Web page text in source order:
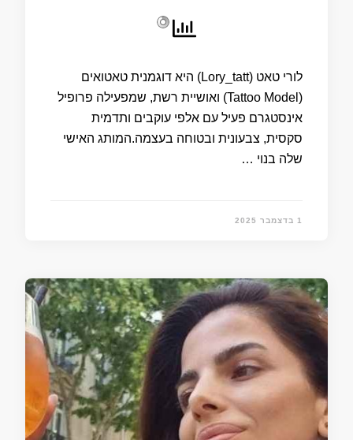
לורי טאט (Lory_tatt) היא דוגמנית טאטואים
(Tattoo Model) ואושיית רשת, שמפעילה פרופיל
אינסטגרם פעיל עם אלפי עוקבים ותדמית
סקסית, צבעונית ובטוחה בעצמה.​המותג האישי
שלה בנוי …
1 בדצמבר 2025